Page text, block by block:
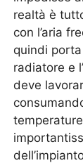
realtà è
con l’aria
quindi
radiatore e
deve